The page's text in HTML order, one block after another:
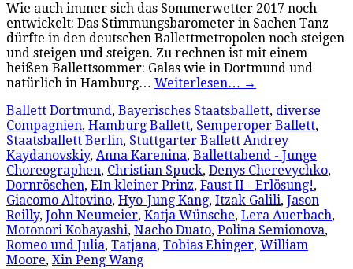
Wie auch immer sich das Sommerwetter 2017 noch
entwickelt: Das Stimmungsbarometer in Sachen Tanz
dürfte in den deutschen Ballettmetropolen noch steigen
und steigen und steigen. Zu rechnen ist mit einem
heißen Ballettsommer: Galas wie in Dortmund und
natürlich in Hamburg… Weiterlesen… →
Ballett Dortmund, Bayerisches Staatsballett, diverse
Compagnien, Hamburg Ballett, Semperoper Ballett,
Staatsballett Berlin, Stuttgarter Ballett Andrey
Kaydanovskiy, Anna Karenina, Ballettabend - Junge
Choreographen, Christian Spuck, Denys Cherevychko,
Dornröschen, EIn kleiner Prinz, Faust II - Erlösung!,
Giacomo Altovino, Hyo-Jung Kang, Itzak Galili, Jason
Reilly, John Neumeier, Katja Wünsche, Lera Auerbach,
Motonori Kobayashi, Nacho Duato, Polina Semionova,
Romeo und Julia, Tatjana, Tobias Ehinger, William
Moore, Xin Peng Wang